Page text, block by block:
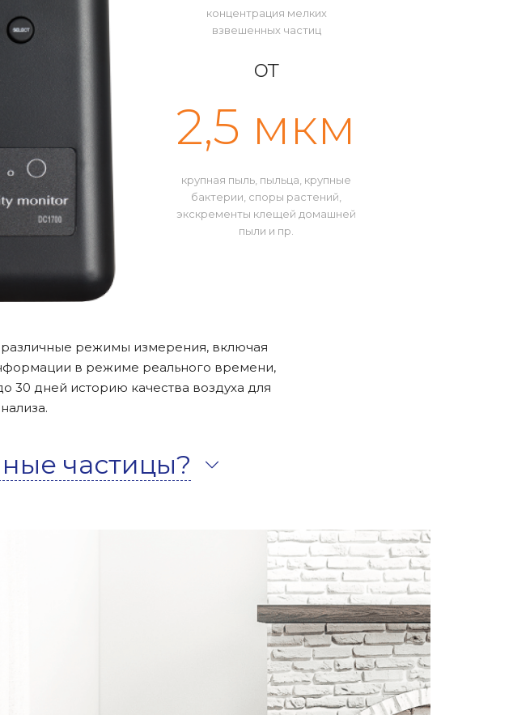
концентрация мелких
взвешенных частиц
от
2,5 мкм
крупная пыль, пыльца, крупные
бактерии, споры растений,
экскременты клещей домашней
пыли и пр.
режимы измерения, включая
в режиме реального времени,
30 дней историю качества воздуха для
частицы?